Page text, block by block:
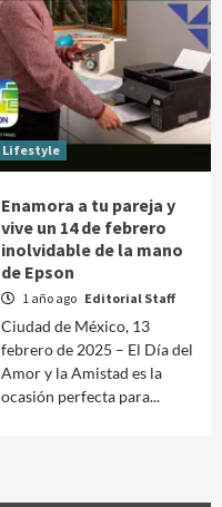
Lifestyle
Enamora a tu pareja y
vive un 14 de febrero
inolvidable de la mano
de Epson
1 año ago Editorial Staff
Ciudad de México, 13
febrero de 2025 – El Día del
Amor y la Amistad es la
ocasión perfecta para...